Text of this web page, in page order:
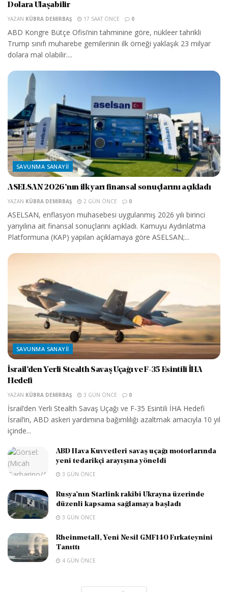
Dolara Ulaşabilir
YAZAN KÜBRA DEMIRBAŞ 17 SAAT ÖNCE 0
ABD Kongre Bütçe Ofisi’nin tahminine göre, nükleer tahrikli
Trump sınıfı muharebe gemilerinin ilk örneği yaklaşık 23 milyar
dolara mal olabilir....
SAVUNMA SANAYII
ASELSAN 2026’nın ilk yarı finansal sonuçlarını açıkladı
YAZAN KÜBRA DEMIRBAŞ 2 GÜN ÖNCE 0
ASELSAN, enflasyon muhasebesi uygulanmış 2026 yılı birinci
yarıyılına ait finansal sonuçlarını açıkladı. Kamuyu Aydınlatma
Platformuna (KAP) yapılan açıklamaya göre ASELSAN;...
SAVUNMA SANAYII
İsrail’den Yerli Stealth Savaş Uçağı ve F-35 Esintili İHA
Hedefi
YAZAN KÜBRA DEMIRBAŞ 3 GÜN ÖNCE 0
İsrail’den Yerli Stealth Savaş Uçağı ve F-35 Esintili İHA Hedefi
İsrail’in, ABD askeri yardımına bağımlılığı azaltmak amacıyla 10 yıl
içinde...
ABD Hava Kuvvetleri savaş uçağı motorlarında
yeni tedarikçi arayışına yöneldi
3 GÜN ÖNCE
Rusya’nın Starlink rakibi Ukrayna üzerinde
düzenli kapsama sağlamaya başladı
3 GÜN ÖNCE
Rheinmetall, Yeni Nesil GMF140 Fırkateynini
Tanıttı
4 GÜN ÖNCE